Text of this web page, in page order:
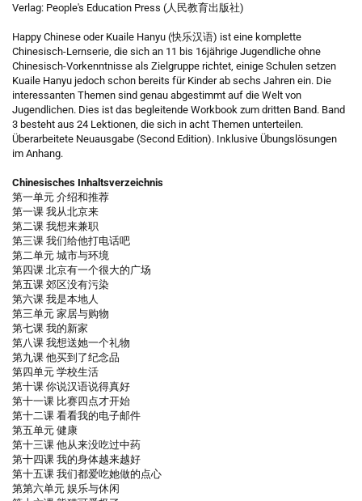
Verlag: People's Education Press (人民教育出版社)
Happy Chinese oder Kuaile Hanyu (快乐汉语) ist eine komplette
Chinesisch-Lernserie, die sich an 11 bis 16jährige Jugendliche ohne
Chinesisch-Vorkenntnisse als Zielgruppe richtet, einige Schulen setzen
Kuaile Hanyu jedoch schon bereits für Kinder ab sechs Jahren ein. Die
interessanten Themen sind genau abgestimmt auf die Welt von
Jugendlichen. Dies ist das begleitende Workbook zum dritten Band. Band
3 besteht aus 24 Lektionen, die sich in acht Themen unterteilen.
Überarbeitete Neuausgabe (Second Edition). Inklusive Übungslösungen
im Anhang.
Chinesisches Inhaltsverzeichnis
第一单元 介绍和推荐
第一课 我从北京来
第二课 我想来兼职
第三课 我们给他打电话吧
第二单元 城市与环境
第四课 北京有一个很大的广场
第五课 郊区没有污染
第六课 我是本地人
第三单元 家居与购物
第七课 我的新家
第八课 我想送她一个礼物
第九课 他买到了纪念品
第四单元 学校生活
第十课 你说汉语说得真好
第十一课 比赛四点才开始
第十二课 看看我的电子邮件
第五单元 健康
第十三课 他从来没吃过中药
第十四课 我的身体越来越好
第十五课 我们都爱吃她做的点心
第第六单元 娱乐与休闲